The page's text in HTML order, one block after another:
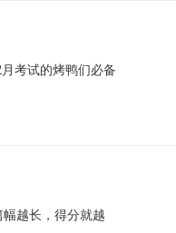
考试的烤鸭们必备
越长，得分就越